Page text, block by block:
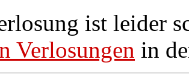
ist leider
Verlosungen in